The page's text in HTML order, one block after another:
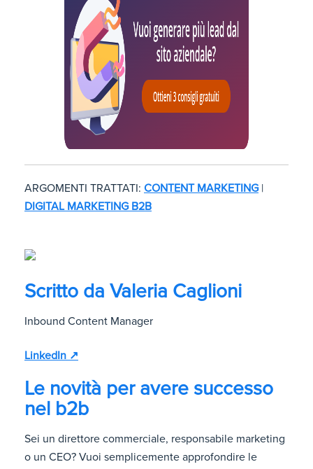
ARGOMENTI TRATTATI: CONTENT MARKETING |
DIGITAL MARKETING B2B
Scritto da Valeria Caglioni
Inbound Content Manager
LinkedIn ↗
Le novità per avere successo
nel b2b
Sei un direttore commerciale, responsabile marketing
o un CEO? Vuoi semplicemente approfondire le